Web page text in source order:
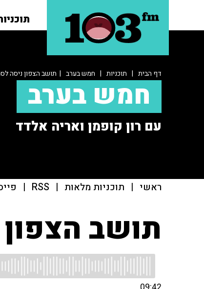
דף הבית | תוכניות | חמש בערב | תושב הצפון ניסה
חמש בערב
עם רון קופמן ואריה אלדד
ראשי | תוכניות מלאות |
RSS
|
תושב